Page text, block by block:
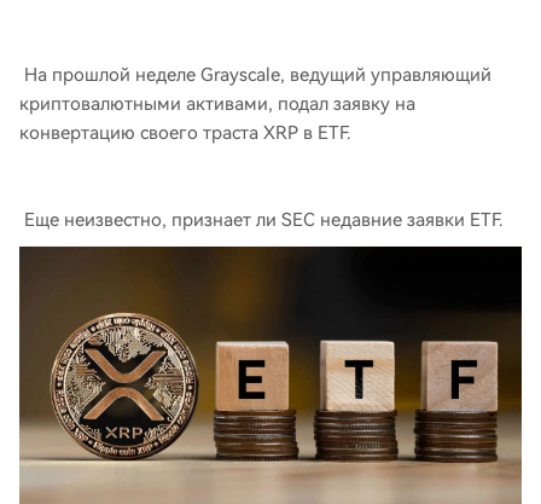
На прошлой неделе Grayscale, ведущий управляющий
криптовалютными активами, подал заявку на
конвертацию своего траста XRP в ETF.
Еще неизвестно, признает ли SEC недавние заявки ETF.